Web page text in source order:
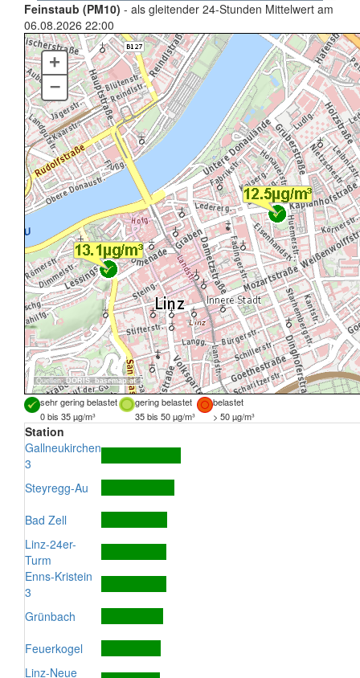
Feinstaub (PM10) - als gleitender 24-Stunden Mittelwert am
06.08.2026 22:00
Quellen:DORIS, basemap.at
+
–
sehr gering belastet gering belastet
belastet
0 bis 35 µg/m³
35 bis 50 µg/m³ > 50 µg/m³
Station
Gallneukirchen
3
Steyregg-Au
Bad Zell
Linz-24er-
Turm
Enns-Kristein
3
Grünbach
Feuerkogel
Linz-Neue